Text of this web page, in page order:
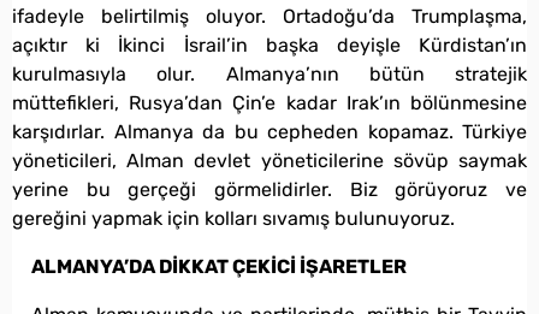
ifadeyle belirtilmiş oluyor. Ortadoğu’da Trumplaşma,
açıktır ki İkinci İsrail’in başka deyişle Kürdistan’ın
kurulmasıyla olur. Almanya’nın bütün stratejik
müttefikleri, Rusya’dan Çin’e kadar Irak’ın bölünmesine
karşıdırlar. Almanya da bu cepheden kopamaz. Türkiye
yöneticileri, Alman devlet yöneticilerine sövüp saymak
yerine bu gerçeği görmelidirler. Biz görüyoruz ve
gereğini yapmak için kolları sıvamış bulunuyoruz.
ALMANYA’DA DİKKAT ÇEKİCİ İŞARETLER